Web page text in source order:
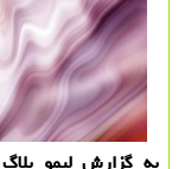
به گزارش لیمو